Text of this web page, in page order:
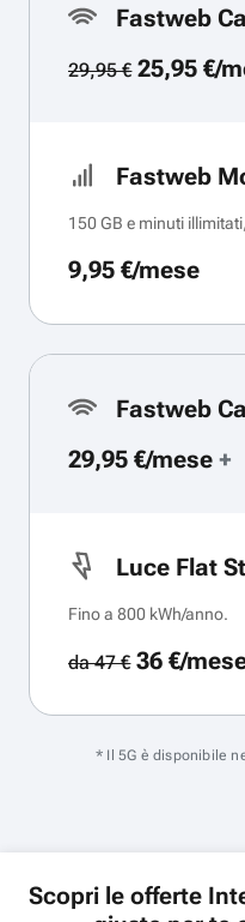
Fastweb
29,95 €25,95 €/
Fastweb
150 GB e minuti
9,95 €/mese
Fastweb
29,95 €/mese +
Luce Flat
Fino a 800 kWh/anno.
da 47 €36 €/
* Il 5G è disponibile
Scopri le offerte